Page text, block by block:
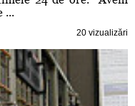
...
20 vizualizări